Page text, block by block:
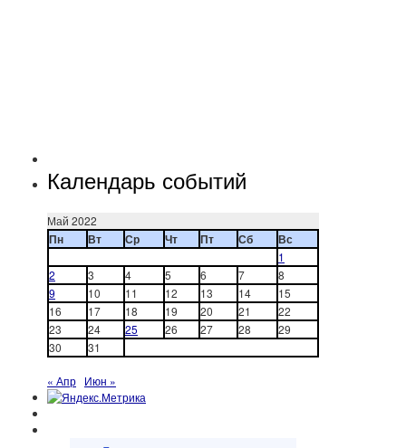
Календарь событий
Май 2022
Пн Вт Ср Чт Пт Сб Вс
1
2
3 4 5 6 7
8
9
10 11 12 13 14
15
16
17 18 19 20 21
22
23
24 25 26 27 28
29
30
31
« Апр Июн »